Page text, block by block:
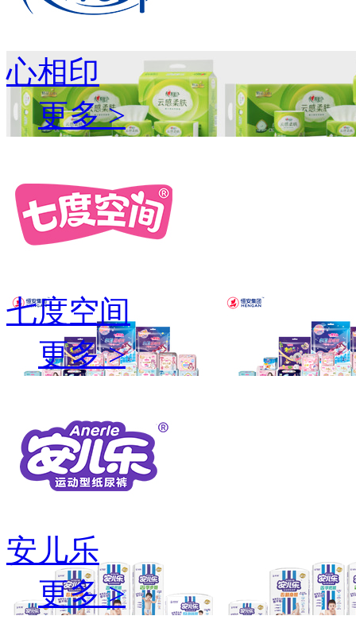
心相印
更多 >
七度空间
更多 >
安儿乐
更多 >